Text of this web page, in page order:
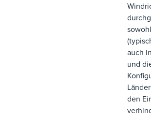
auch
und
den